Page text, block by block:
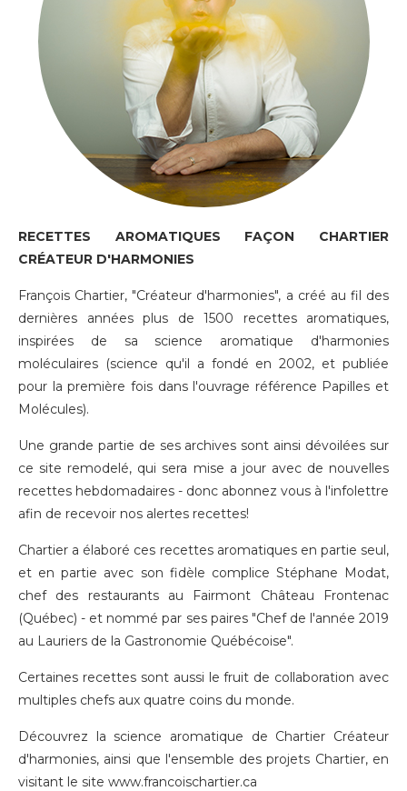
RECETTES AROMATIQUES FAÇON CHARTIER
CRÉATEUR D'HARMONIES
François Chartier, "Créateur d'harmonies", a créé au fil des
dernières années plus de 1500 recettes aromatiques,
inspirées de sa science aromatique d'harmonies
moléculaires (science qu'il a fondé en 2002, et publiée
pour la première fois dans l'ouvrage référence Papilles et
Molécules).
Une grande partie de ses archives sont ainsi dévoilées sur
ce site remodelé, qui sera mise a jour avec de nouvelles
recettes hebdomadaires - donc abonnez vous à l'infolettre
afin de recevoir nos alertes recettes!
Chartier a élaboré ces recettes aromatiques en partie seul,
et en partie avec son fidèle complice Stéphane Modat,
chef des restaurants au Fairmont Château Frontenac
(Québec) - et nommé par ses paires "Chef de l'année 2019
au Lauriers de la Gastronomie Québécoise".
Certaines recettes sont aussi le fruit de collaboration avec
multiples chefs aux quatre coins du monde.
Découvrez la science aromatique de Chartier Créateur
d'harmonies, ainsi que l'ensemble des projets Chartier, en
visitant le site www.francoischartier.ca